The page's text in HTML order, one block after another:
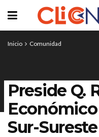
Inicio Comunidad
Preside Q.
Sur-Sureste